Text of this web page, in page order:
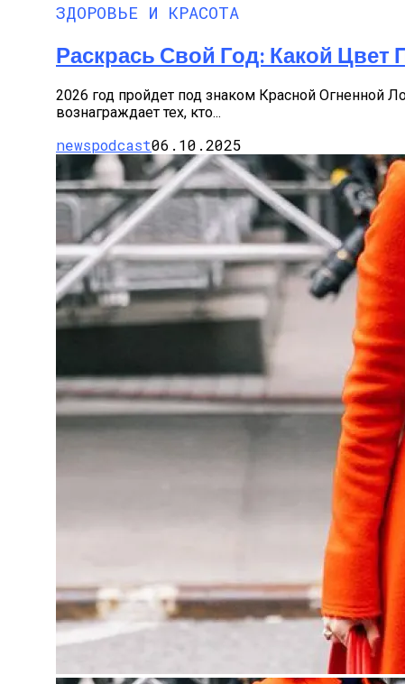
Лунный Календарь Окрашивания Волос
ЗДОРОВЬЕ И КРАСОТА
Раскрась Свой Год: Какой Цвет
2026 год пройдет под знаком Красной Огненной
вознаграждает тех, кто...
newspodcast06.10.2025